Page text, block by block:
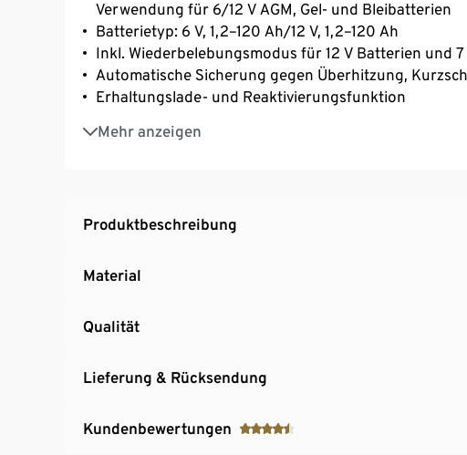
Verwendung für 6/12 V AGM, Gel- und Bleibatterien
Batterietyp: 6 V, 1,2–120 Ah/12 V, 1,2–120 Ah
Inkl. Wiederbelebungsmodus für 12 V Batterien und
Automatische Sicherung gegen Überhitzung,
Erhaltungslade- und Reaktivierungsfunktion
Mehr anzeigen
Mit hintergrundbeleuchtetem LC-Display
Produktbeschreibung
Material
Qualität
Lieferung & Rücksendung
Kundenbewertungen